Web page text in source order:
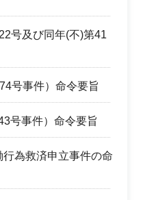
号及び同年(不)第41
号事件）命令要旨
号事件）命令要旨
為救済申立事件の命